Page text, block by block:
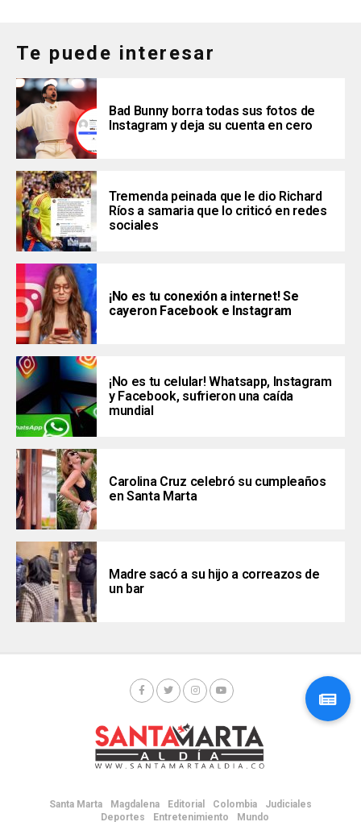
Te puede interesar
Bad Bunny borra todas sus fotos de
Instagram y deja su cuenta en cero
Tremenda peinada que le dio Richard
Ríos a samaria que lo criticó en redes
sociales
¡No es tu conexión a internet! Se
cayeron Facebook e Instagram
¡No es tu celular! Whatsapp, Instagram
y Facebook, sufrieron una caída
mundial
Carolina Cruz celebró su cumpleaños
en Santa Marta
Madre sacó a su hijo a correazos de
un bar
Santa Marta Magdalena Editorial Colombia
Judiciales
Deportes
Entretenimiento Mundo